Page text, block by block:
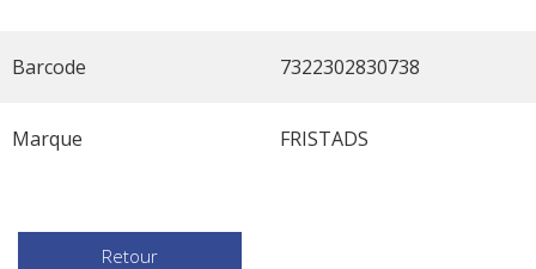
Barcode 7322302830738
Marque FRISTADS
Retour